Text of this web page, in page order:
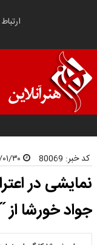
کد خبر: 80069
نمایشی در
جواد خورشا